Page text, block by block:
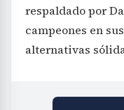
respaldado por
campeones en
alternativas